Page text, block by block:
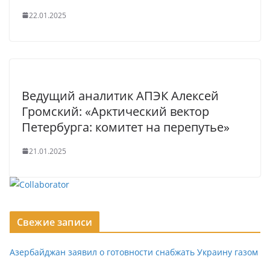
22.01.2025
Ведущий аналитик АПЭК Алексей
Громский: «Арктический вектор
Петербурга: комитет на перепутье»
21.01.2025
Свежие записи
Азербайджан заявил о готовности снабжать Украину газом